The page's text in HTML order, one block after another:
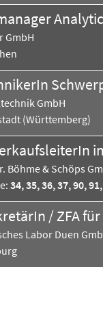
GmbH
GmbH
(Württemberg)
Böhme & Schöps
34, 35, 36, 37, 90,
/ ZFA
Labor Duen